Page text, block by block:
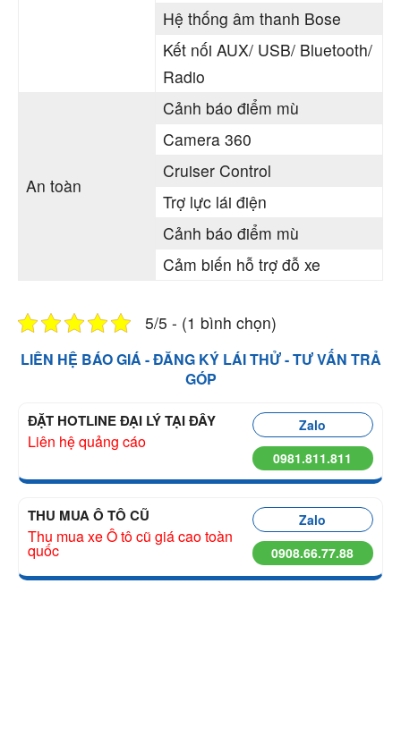
Hệ thống âm thanh Bose
Kết nối AUX/ USB/ Bluetooth/
Radio
An toàn
Cảnh báo điểm mù
Camera 360
Cruiser Control
Trợ lực lái điện
Cảnh báo điểm mù
Cảm biến hỗ trợ đỗ xe
5/5 - (1 bình chọn)
LIÊN HỆ BÁO GIÁ - ĐĂNG KÝ LÁI THỬ - TƯ VẤN TRẢ
GÓP
ĐẶT HOTLINE ĐẠI LÝ TẠI ĐÂY
Liên hệ quảng cáo
Zalo
0981.811.811
THU MUA Ô TÔ CŨ
Thu mua xe Ô tô cũ giá cao toàn
quốc
Zalo
0908.66.77.88